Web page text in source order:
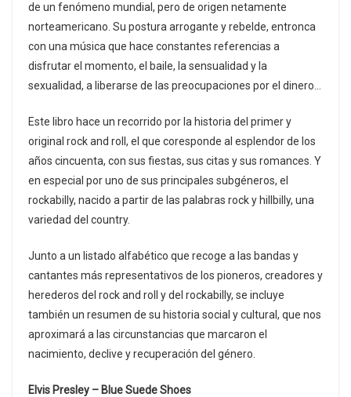
de un fenómeno mundial, pero de origen netamente
norteamericano. Su postura arrogante y rebelde, entronca
con una música que hace constantes referencias a
disfrutar el momento, el baile, la sensualidad y la
sexualidad, a liberarse de las preocupaciones por el dinero…
Este libro hace un recorrido por la historia del primer y
original rock and roll, el que coresponde al esplendor de los
años cincuenta, con sus fiestas, sus citas y sus romances. Y
en especial por uno de sus principales subgéneros, el
rockabilly, nacido a partir de las palabras rock y hillbilly, una
variedad del country.
Junto a un listado alfabético que recoge a las bandas y
cantantes más representativos de los pioneros, creadores y
herederos del rock and roll y del rockabilly, se incluye
también un resumen de su historia social y cultural, que nos
aproximará a las circunstancias que marcaron el
nacimiento, declive y recuperación del género.
Elvis Presley – Blue Suede Shoes